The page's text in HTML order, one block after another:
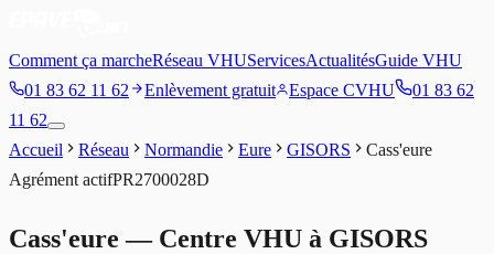
Comment ça marcheRéseau VHUServicesActualitésGuide VHU
01 83 62 11 62
Enlèvement gratuit Espace CVHU
01 83 62
11 62
Accueil
Réseau Normandie Eure GISORS
Cass'eure
Agrément actifPR2700028D
Cass'eure — Centre VHU à GISORS